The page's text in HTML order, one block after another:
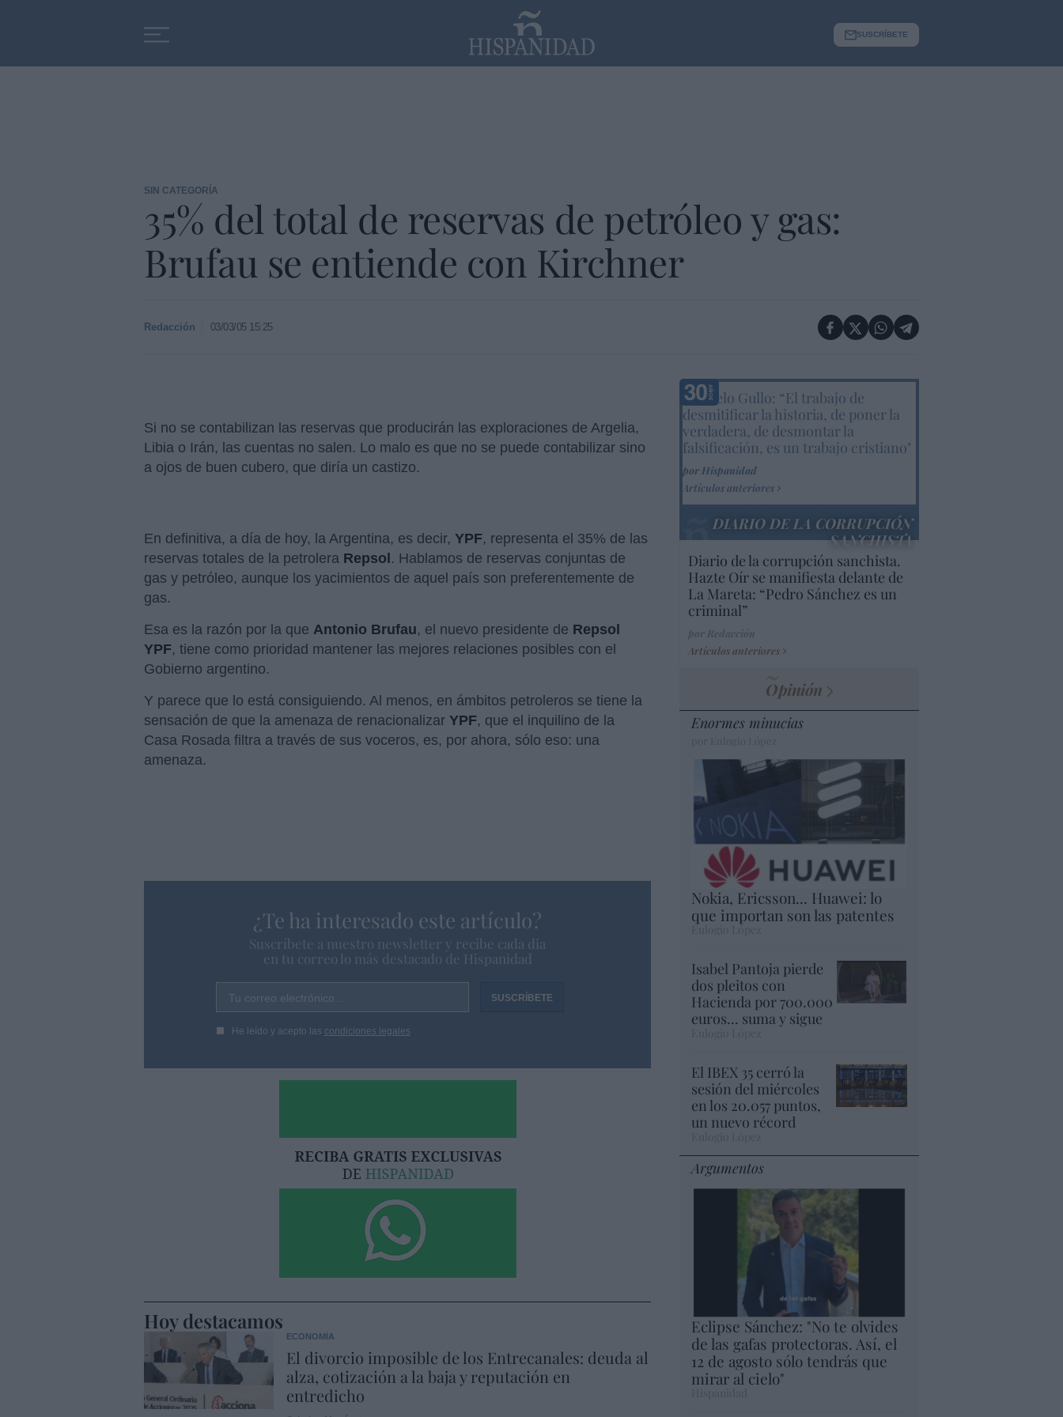
SUSCRÍBETE
SIN CATEGORÍA
35% del total de reservas de petróleo y gas:
Brufau se entiende con Kirchner
Redacción 03/03/05 15:25
Si no se contabilizan las reservas que producirán las exploraciones de Argelia,
Libia o Irán, las cuentas no salen. Lo malo es que no se puede contabilizar sino
a ojos de buen cubero, que diría un castizo.
En definitiva, a día de hoy, la Argentina, es decir, YPF, representa el 35% de las
reservas totales de la petrolera Repsol . Hablamos de reservas conjuntas de
gas y petróleo, aunque los yacimientos de aquel país son preferentemente de
gas.
Esa es la razón por la que Antonio Brufau, el nuevo presidente de Repsol
YPF, tiene como prioridad mantener las mejores relaciones posibles con el
Gobierno argentino.
Y parece que lo está consiguiendo. Al menos, en ámbitos petroleros se tiene la
sensación de que la amenaza de renacionalizar YPF, que el inquilino de la
Casa Rosada filtra a través de sus voceros, es, por ahora, sólo eso: una
amenaza.
¿Te ha interesado este artículo?
Suscríbete a nuestro newsletter y recibe cada dia
en tu correo lo más destacado de Hispanidad
Tu correo electrónico...
He leído y acepto las condiciones legales
Hoy destacamos
ECONOMÍA
El divorcio imposible de los Entrecanales: deuda al
alza, cotización a la baja y reputación en
entredicho
Marcelo Gullo: “El trabajo de
desmitificar la historia, de poner la
verdadera, de desmontar la
falsificación, es un trabajo cristiano"
por Hispanidad
Artículos anteriores
DIARIO DE LA CORRUPCIÓN
SANCHISTA
Diario de la corrupción sanchista.
Hazte Oír se manifiesta delante de
La Mareta: “Pedro Sánchez es un
criminal”
Artículos anteriores
Opinión
Enormes minucias
Nokia, Ericsson... Huawei: lo
que importan son las patentes
Eulogio López
Isabel Pantoja pierde
dos pleitos con
Hacienda por 700.000
euros... suma y sigue
El IBEX 35 cerró la
sesión del miércoles
en los 20.057 puntos,
un nuevo récord
Argumentos
Eclipse Sánchez: "No te olvides
de las gafas protectoras. Así, el
12 de agosto sólo tendrás que
mirar al cielo"